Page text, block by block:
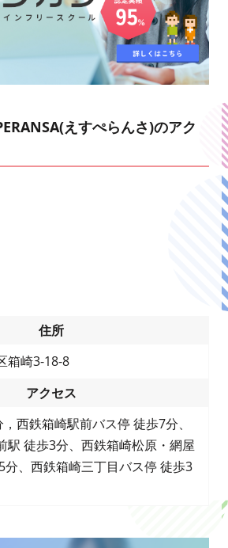
えすぺらんさ)のアク
住所
箱崎3-18-8
アクセス
西鉄箱崎駅前バス停 徒歩7分、
駅 徒歩3分、西鉄箱崎松原・網屋
分、西鉄箱崎三丁目バス停 徒歩3